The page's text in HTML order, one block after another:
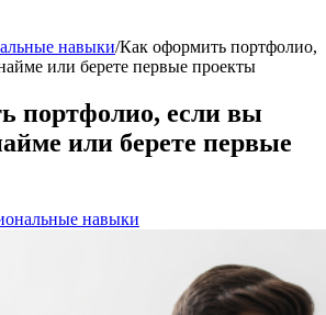
навыки/Как оформить портфолио,
или берете первые проекты
портфолио, если вы
или берете первые
навыки